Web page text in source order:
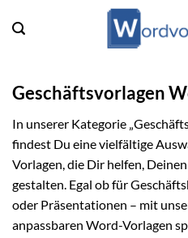
Inhalt
Geschäftsvorlagen
In unserer Kategorie
findest Du eine vielfältige
Vorlagen, die Dir helfen,
gestalten. Egal ob für
oder Präsentationen – mit
anpassbaren Word-Vorlagen